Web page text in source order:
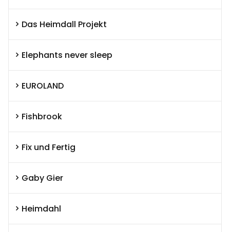
Das Heimdall Projekt
Elephants never sleep
EUROLAND
Fishbrook
Fix und Fertig
Gaby Gier
Heimdahl